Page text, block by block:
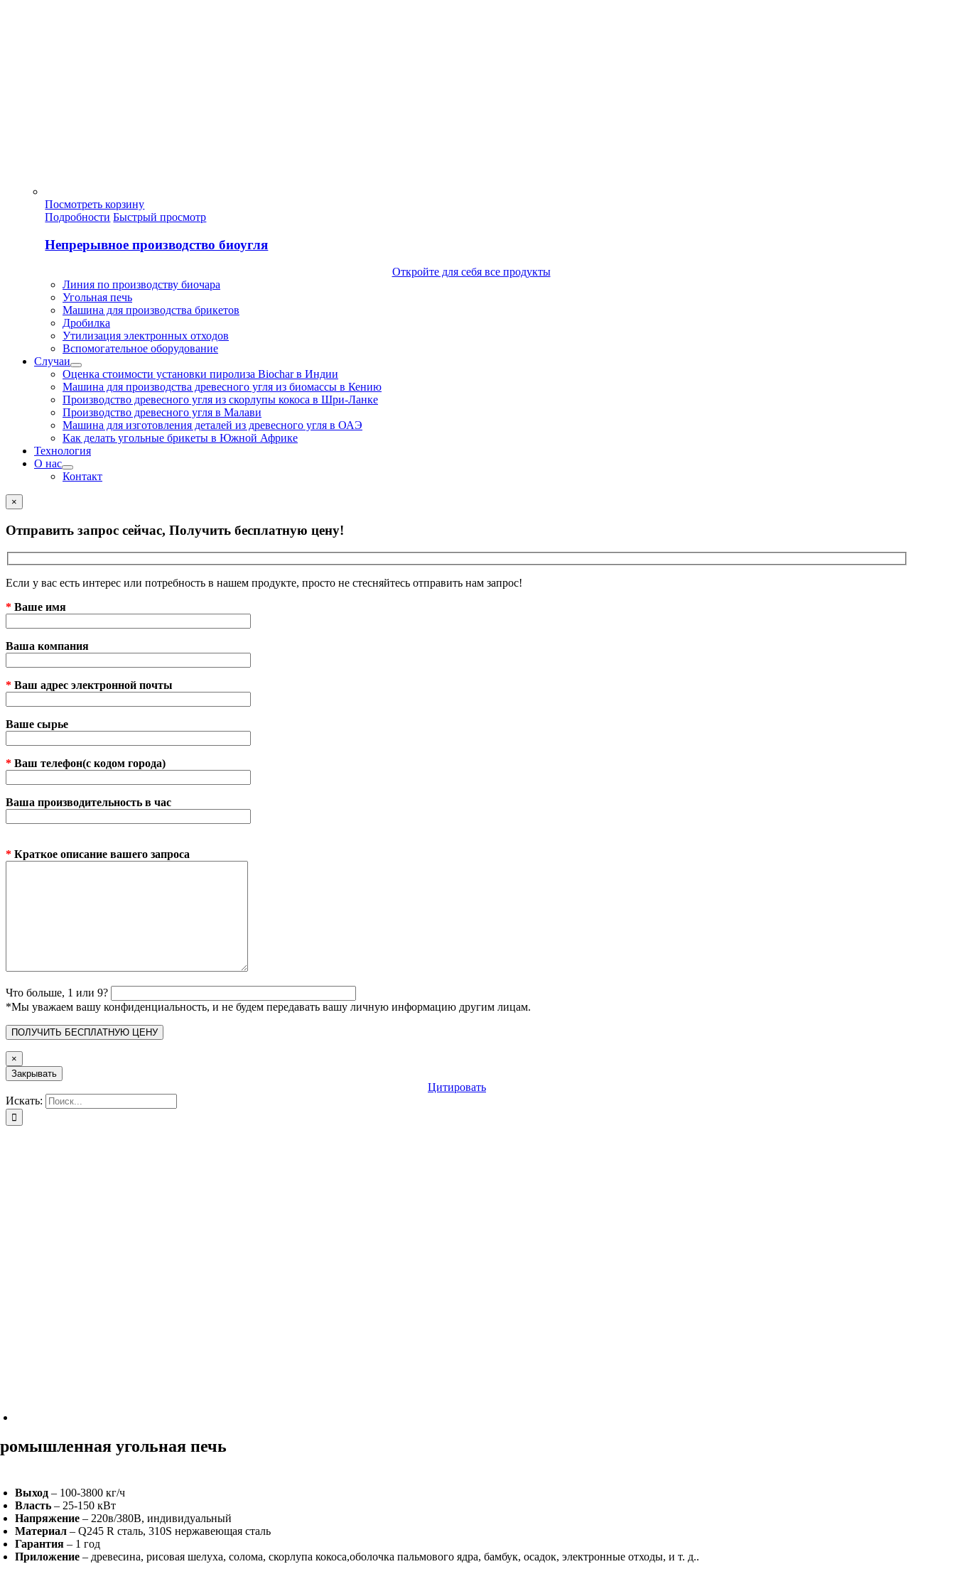
Посмотреть корзину
Подробности Быстрый просмотр
Непрерывное производство биоугля
Откройте для себя все продукты
Линия по производству биочара
Угольная печь
Машина для производства брикетов
Дробилка
Утилизация электронных отходов
Вспомогательное оборудование
Случаи
Оценка стоимости установки пиролиза Biochar в Индии
Машина для производства древесного угля из биомассы в Кению
Производство древесного угля из скорлупы кокоса в Шри-Ланке
Производство древесного угля в Малави
Машина для изготовления деталей из древесного угля в ОАЭ
Как делать угольные брикеты в Южной Африке
Технология
О нас
Контакт
×
Отправить запрос сейчас, Получить бесплатную цену!
Если у вас есть интерес или потребность в нашем продукте, просто не стесняйтесь отправить нам запрос!
* Ваше имя
Ваша компания
* Ваш адрес электронной почты
Ваше сырье
* Ваш телефон(с кодом города)
Ваша производительность в час
* Краткое описание вашего запроса
Что больше, 1 или 9?
*Мы уважаем вашу конфиденциальность, и не будем передавать вашу личную информацию другим лицам.
×
Закрывать
Цитировать
Искать:
угольная печь
Выход – 100-3800 кг/ч
Власть – 25-150 кВт
Напряжение – 220в/380В, индивидуальный
Материал – Q245 R сталь, 310S нержавеющая сталь
Гарантия – 1 год
Приложение – древесина, рисовая шелуха, солома, скорлупа кокоса,оболочка пальмового ядра, бамбук, осадок, электронные отходы, и т. д..